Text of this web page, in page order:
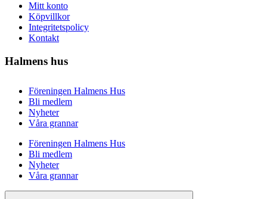
Mitt konto
Köpvillkor
Integritetspolicy
Kontakt
Halmens hus
Föreningen Halmens Hus
Bli medlem
Nyheter
Våra grannar
Föreningen Halmens Hus
Bli medlem
Nyheter
Våra grannar